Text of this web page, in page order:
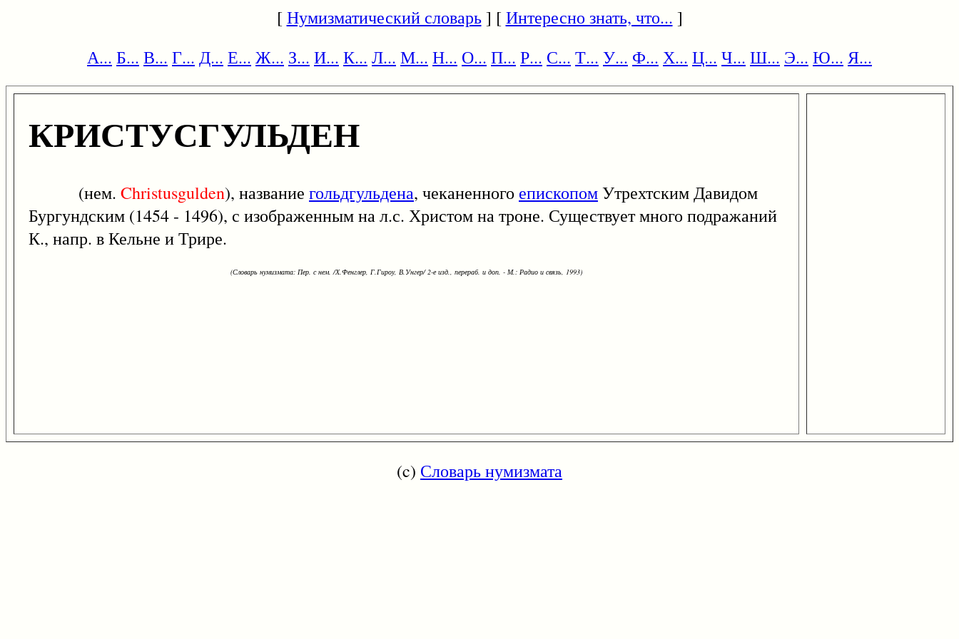
[Нумизматический словарь] [Интересно знать, что... ]
А... Б... В... Г... Д... Е... Ж... З... И... К... Л... М... Н... О... П... Р... С... Т... У... Ф... Х... Ц... Ч... Ш... Э... Ю... Я...
КРИСТУСГУЛЬДЕН
(нем. Christusgulden), название гольдгульдена, чеканенного епископомУтрехтским Давидом
Бургундским (1454 - 1496), с изображенным на л.с. Христом на троне. Существует много подражаний
К., напр. в Кельне и Трире.
(Словарь нумизмата: Пер. с нем. /Х.Фенглер, Г.Гироу, В.Унгер/ 2-е изд., перераб. и доп. - М.: Радио и связь, 1993)
(c) Словарь нумизмата